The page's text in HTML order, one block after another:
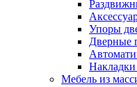
Упоры
Дверные
Мебель из